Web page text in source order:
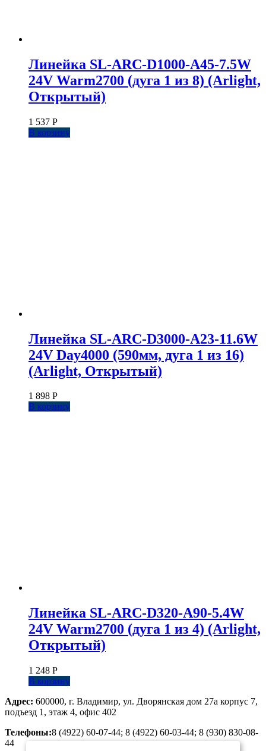
Линейка SL-ARC-D1000-A45-7.5W
24V Warm2700 (дуга 1 из 8) (Arlight,
Открытый)
1 537 Р
В корзину
Линейка SL-ARC-D3000-A23-11.6W
24V Day4000 (590мм, дуга 1 из 16)
(Arlight, Открытый)
1 898 Р
В корзину
Линейка SL-ARC-D320-A90-5.4W
24V Warm2700 (дуга 1 из 4) (Arlight,
Открытый)
1 248 Р
В корзину
Адрес: 600000, г. Владимир, ул. Дворянская дом 27а корпус 7,
подъезд 1, этаж 4, офис 402
Телефоны:8 (4922) 60-07-44; 8 (4922) 60-03-44; 8 (930) 830-08-
44